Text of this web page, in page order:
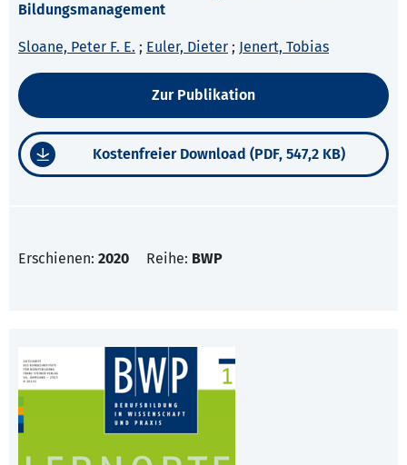
Bildungsmanagement
Sloane, Peter F. E. ; Euler, Dieter ; Jenert, Tobias
Zur Publikation
Kostenfreier Download (PDF, 547,2 KB)
Erschienen: 2020 Reihe: BWP